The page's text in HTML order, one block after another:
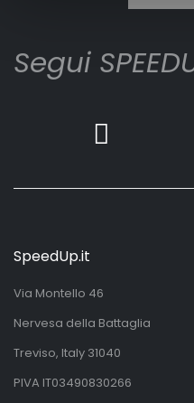
Segui
SpeedUp.it
Via Montello 46
Nervesa della Battaglia
Treviso, Italy 31040
PIVA IT03490830266